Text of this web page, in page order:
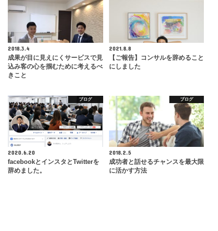
2018.3.4
成果が目に見えにくサービスで見
込み客の心を掴むために考えるべ
きこと
2021.8.8
【ご報告】コンサルを辞めること
にしました
ブログ
2020.6.20
facebookとインスタとTwitterを
辞めました。
ブログ
2018.2.5
成功者と話せるチャンスを最大限
に活かす方法